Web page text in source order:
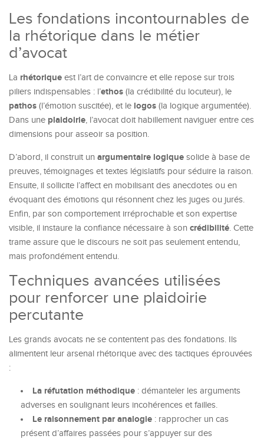
Les fondations incontournables de
la rhétorique dans le métier
d’avocat
La rhétorique est l’art de convaincre et elle repose sur trois
piliers indispensables : l’ethos (la crédibilité du locuteur), le
pathos (l’émotion suscitée), et le logos (la logique argumentée).
Dans une plaidoirie, l’avocat doit habillement naviguer entre ces
dimensions pour asseoir sa position.
D’abord, il construit un argumentaire logique solide à base de
preuves, témoignages et textes législatifs pour séduire la raison.
Ensuite, il sollicite l’affect en mobilisant des anecdotes ou en
évoquant des émotions qui résonnent chez les juges ou jurés.
Enfin, par son comportement irréprochable et son expertise
visible, il instaure la confiance nécessaire à son crédibilité. Cette
trame assure que le discours ne soit pas seulement entendu,
mais profondément entendu.
Techniques avancées utilisées
pour renforcer une plaidoirie
percutante
Les grands avocats ne se contentent pas des fondations. Ils
alimentent leur arsenal rhétorique avec des tactiques éprouvées
:
La réfutation méthodique : démanteler les arguments
adverses en soulignant leurs incohérences et failles.
Le raisonnement par analogie : rapprocher un cas
présent d’affaires passées pour s’appuyer sur des